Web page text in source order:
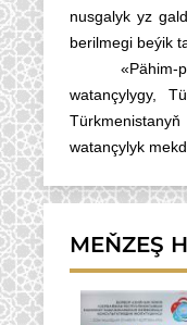
nusgalyk yz
berilmegi beýik
«Pähim-
watançylygy,
watançylyk
MEŇZEŞ